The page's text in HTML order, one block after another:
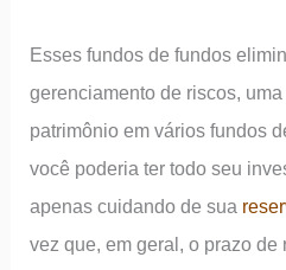
Esses fundos de fundos
gerenciamento de riscos,
patrimônio em vários fundos
você poderia ter todo seu
apenas cuidando de sua
vez que, em geral, o prazo de